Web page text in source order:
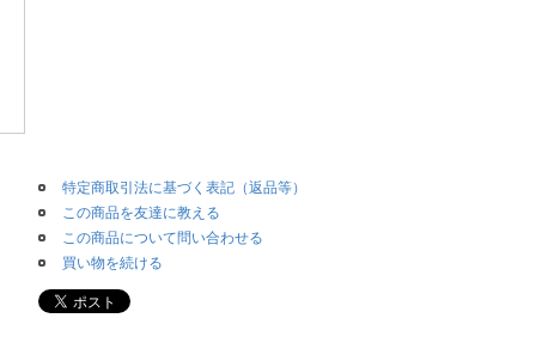
特定商取引法に基づく表記（返品等）
この商品を友達に教える
この商品について問い合わせる
買い物を続ける